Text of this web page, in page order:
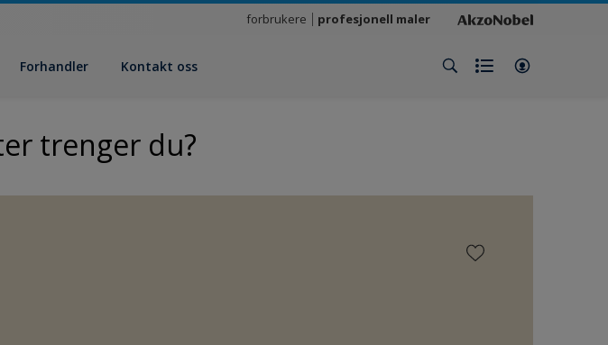
forbrukere profesjonell maler
Forhandler Kontakt oss
trenger du?